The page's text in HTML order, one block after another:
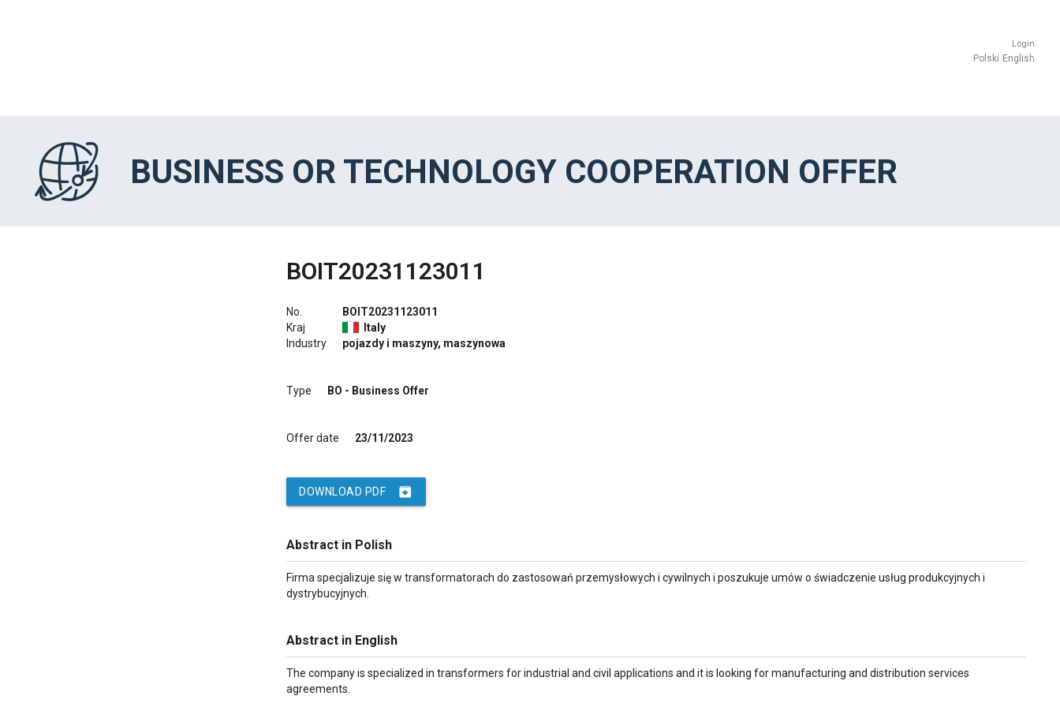
Login
Polski English
BUSINESS OR TECHNOLOGY COOPERATION OFFER
BOIT20231123011
No.
Kraj
Industry
BOIT20231123011
Italy
pojazdy i maszyny, maszynowa
Type BO - Business Offer
Offer date 23/11/2023
archive
DOWNLOAD PDF
Abstract in Polish
Firma specjalizuje się w transformatorach do zastosowań przemysłowych i cywilnych i poszukuje umów o świadczenie usług produkcyjnych i
dystrybucyjnych.
Abstract in English
The company is specialized in transformers for industrial and civil applications and it is looking for manufacturing and distribution services
agreements.